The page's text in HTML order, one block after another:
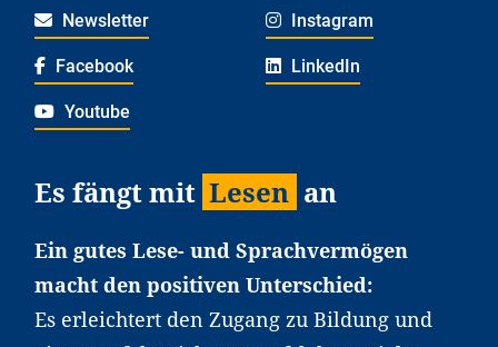
Newsletter Instagram
Facebook LinkedIn
Youtube
Es fängt mit Lesen an
Ein gutes Lese- und Sprachvermögen
macht den positiven Unterschied:
Es erleichtert den Zugang zu Bildung und